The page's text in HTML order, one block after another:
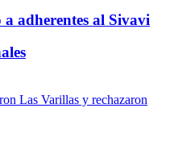
adherentes al Sivavi